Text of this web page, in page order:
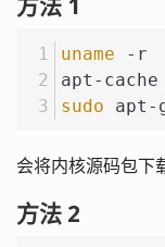
uname -r
apt-
sudo apt-
会将内核源码包
方法 2